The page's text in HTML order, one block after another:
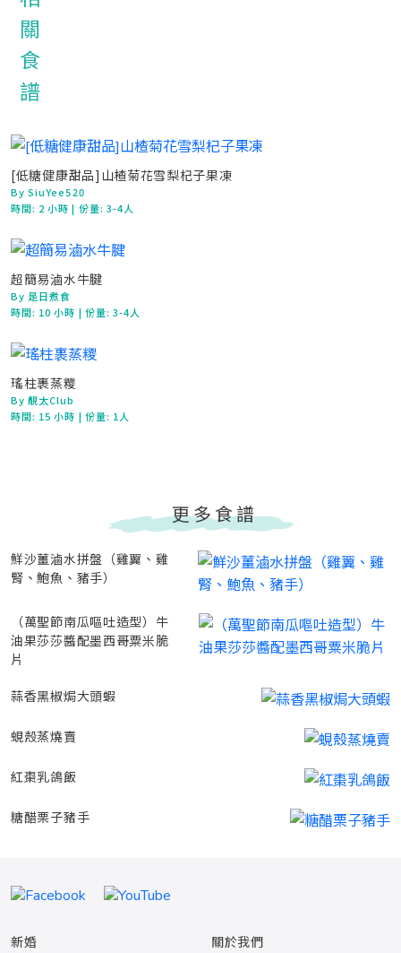
[低糖健康甜品]山楂菊花雪梨杞子果凍
By SiuYee520
時間: 2 小時| 份量: 3-4人
超簡易滷水牛腱
By 是日煮食
時間: 10 小時 | 份量: 3-4人
瑤柱裹蒸糭
By 靚太Club
時間: 15 小時 | 份量: 1人
更多食譜
鮮沙薑滷水拼盤（雞翼、雞
腎、鮑魚、豬手）
（萬聖節南瓜嘔吐造型）牛
油果莎莎醬配墨西哥粟米脆
片
蒜香黑椒焗大頭蝦
蜆殼蒸燒賣
紅棗乳鴿飯
糖醋栗子豬手
新婚
關於我們